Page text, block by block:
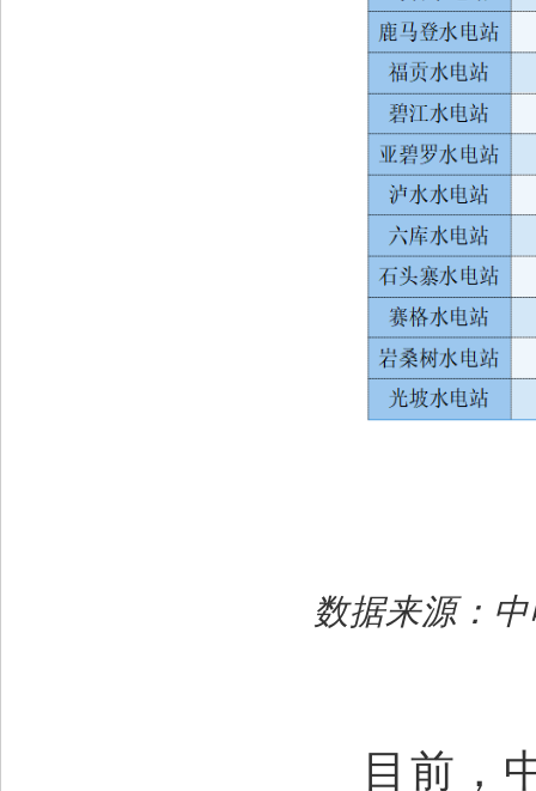
数据来源：
目前，